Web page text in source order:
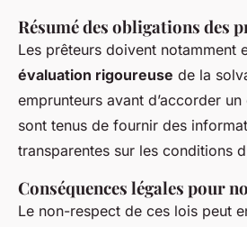
Résumé des obligations des
Les prêteurs doivent notamment
évaluation rigoureuse de la
emprunteurs avant d’accorder
sont tenus de fournir des
transparentes sur les conditions
Conséquences légales pour
Le non-respect de ces lois peut